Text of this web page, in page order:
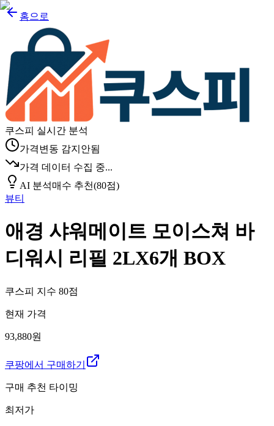
홈으로
쿠스피 실시간 분석
가격변동 감지안됨
가격 데이터 수집 중...
AI 분석매수 추천(80점)
뷰티
애경 샤워메이트 모이스쳐 바
디워시 리필 2LX6개 BOX
쿠스피 지수 80점
현재 가격
93,880원
쿠팡에서 구매하기
구매 추천 타이밍
최저가